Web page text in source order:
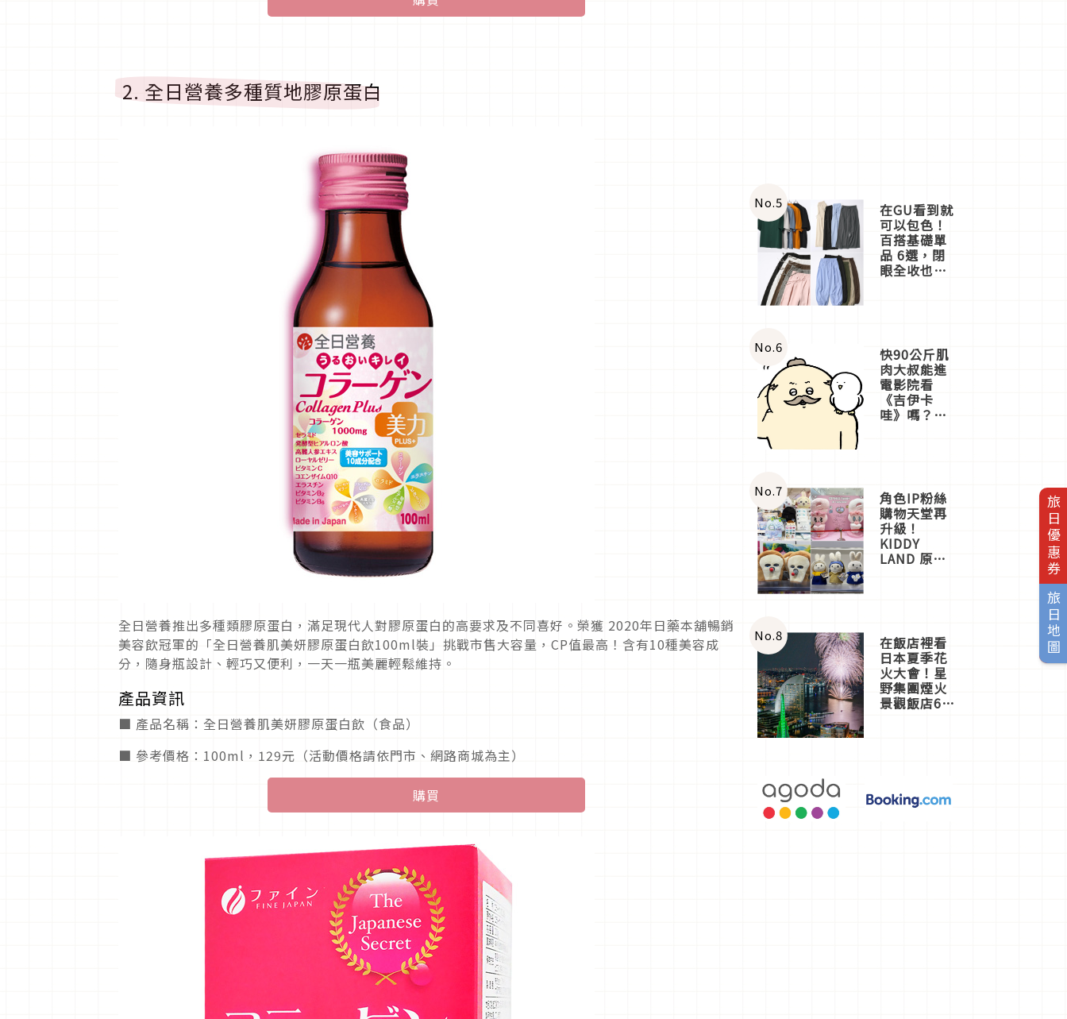
旅日優惠券
旅日地圖
2. 全日營養多種質地膠原蛋白
全日營養推出多種類膠原蛋白，滿足現代人對膠原蛋白的高要求及不同喜好。榮獲 2020年日藥本舖暢銷
美容飲冠軍的「全日營養肌美妍膠原蛋白飲100ml裝」挑戰市售大容量，CP值最高！含有10種美容成
分，隨身瓶設計、輕巧又便利，一天一瓶美麗輕鬆維持。
產品資訊
■ 產品名稱：全日營養肌美妍膠原蛋白飲（食品）
■ 參考價格：100ml，129元（活動價格請依門市、網路商城為主）
購買
No.5 在GU看到就
可以包色！
百搭基礎單
品 6選，閉
眼全收也不
No.6 快90公斤肌
肉大叔能進
電影院看
《吉伊卡
哇》嗎？日
一同給出了
答案
No.7 角色IP粉絲
購物天堂再
升級！
KIDDY
LAND 原宿
店3分即達
No.8 在飯店裡看
日本夏季花
火大會！星
野集團煙火
景觀飯店6